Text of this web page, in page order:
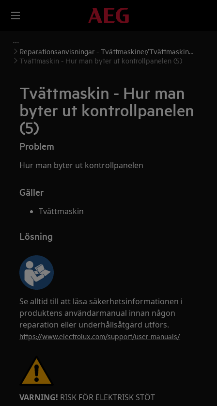
Reparationsanvisningar - Tvättmaskiner/Tvättmaskin
torktumlare
Tvättmaskin - Hur man byter ut kontrollpanelen (5)
Tvättmaskin - Hur man
byter ut kontrollpanelen
(5)
Problem
Hur man byter ut kontrollpanelen
Gäller
Tvättmaskin
Lösning
Se alltid till att läsa säkerhetsinformationen i
produktens användarmanual innan någon
reparation eller underhållsåtgärd utförs.
https://www.electrolux.com/support/user-manuals/
VARNING! RISK FÖR ELEKTRISK STÖT